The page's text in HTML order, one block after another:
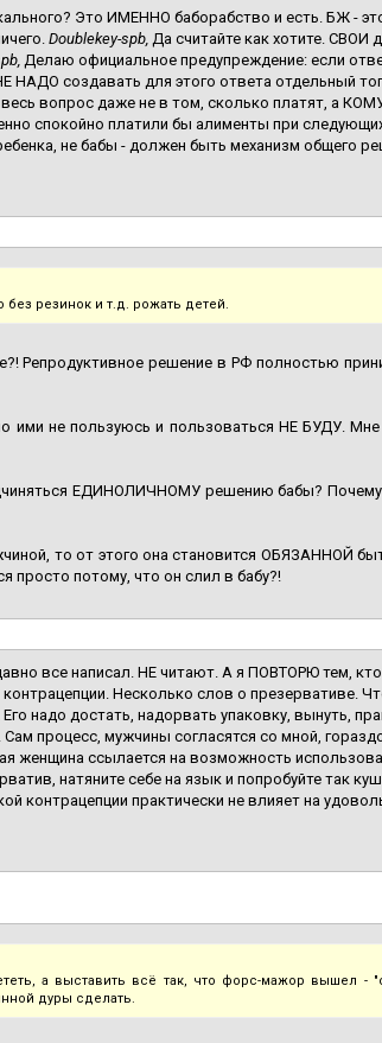
Это ИМЕННО баборабство и есть. БЖ -
Doublekey-spb, Да считайте как хотите. СВОИ
Делаю официальное предупреждение: если
НАДО создавать для этого ответа отдельный
вопрос даже не в том, сколько платят, а
спокойно платили бы алименты при
не бабы - должен быть механизм общего
без резинок и т.д. рожать детей.
Репродуктивное решение в РФ полностью
ими не пользуюсь и пользоваться НЕ БУДУ.
ЕДИНОЛИЧНОМУ решению бабы? Почему
то от этого она становится ОБЯЗАННОЙ
просто потому, что он слил в бабу?!
все написал. НЕ читают. А я ПОВТОРЮ тем,
Несколько слов о презервативе.
надо достать, надорвать упаковку, вынуть,
процесс, мужчины согласятся со мной,
женщина ссылается на возможность
натяните себе на язык и попробуйте так
контрацепции практически не влияет на
а выставить всё так, что форс-мажор вышел -
дуры сделать.